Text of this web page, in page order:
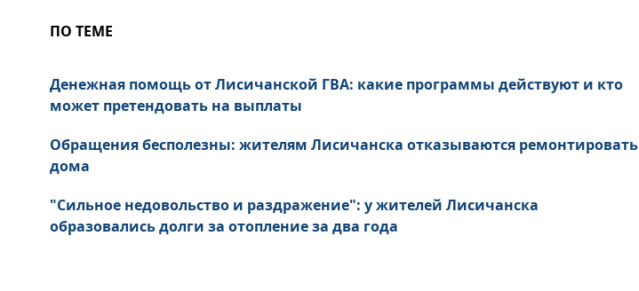
ПО ТЕМЕ
Денежная помощь от Лисичанской ГВА: какие программы действуют и кто
может претендовать на выплаты
Обращения бесполезны: жителям Лисичанска отказываются ремонтировать
дома
"Сильное недовольство и раздражение": у жителей Лисичанска
образовались долги за отопление за два года